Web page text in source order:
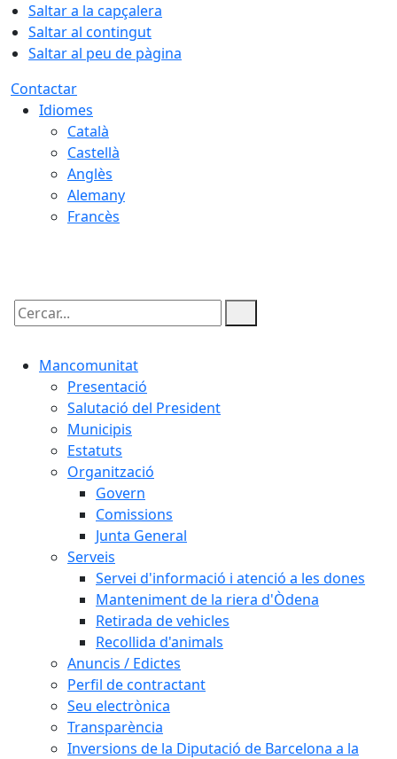
Saltar a la capçalera
Saltar al contingut
Saltar al peu de pàgina
Contactar
Idiomes
Català
Castellà
Anglès
Alemany
Francès
Cercar:
Mancomunitat
Presentació
Salutació del President
Municipis
Estatuts
Organització
Govern
Comissions
Junta General
Serveis
Servei d'informació i atenció a les dones
Manteniment de la riera d'Òdena
Retirada de vehicles
Recollida d'animals
Anuncis / Edictes
Perfil de contractant
Seu electrònica
Transparència
Inversions de la Diputació de Barcelona a la